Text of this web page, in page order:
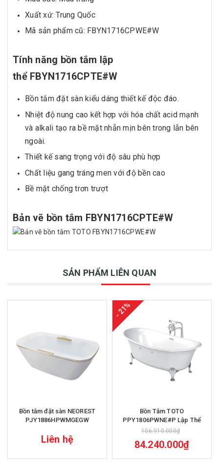
Xuất xứ: Trung Quốc
Mã sản phẩm cũ: FBYN1716CPWE#W
Tính năng bồn tắm lập
thể FBYN1716CPTE#W
Bồn tắm đặt sàn kiểu dáng thiết kế độc đáo.
Nhiệt độ nung cao kết hợp với hóa chất acid mạnh
và alkali tạo ra bề mặt nhẵn mịn bên trong lẫn bên
ngoài.
Thiết kế sang trọng với độ sâu phù hợp
Chất liệu gang tráng men với độ bền cao
Bề mặt chống trơn trượt
Bản vẽ bồn tắm FBYN1716CPTE#W
SẢN PHẨM LIÊN QUAN
Bồn tắm đặt sàn NEOREST
PJY1886HPWMGEGW
Liên hệ
- 21%
Bồn Tắm TOTO
PPY1806PWNE#P Lập Thể
106.910.000₫
84.240.000₫